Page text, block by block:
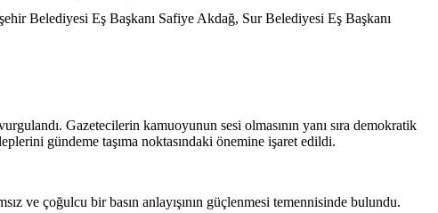
Belediyesi Eş Başkanı Safiye Akdağ, Sur Belediyesi Eş Başkanı
Gazetecilerin kamuoyunun sesi olmasının yanı sıra demokratik
gündeme taşıma noktasındaki önemine işaret edildi.
ve çoğulcu bir basın anlayışının güçlenmesi temennisinde bulundu.